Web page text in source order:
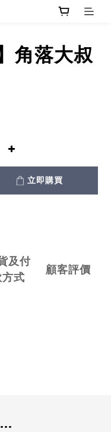
角落大叔
立即購買
及付
式
顧客評價